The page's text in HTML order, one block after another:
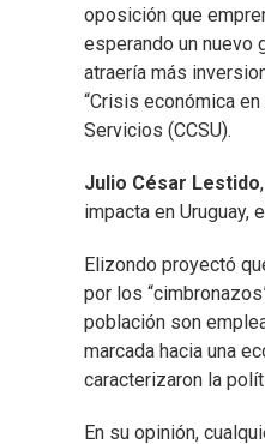
oposición que
esperando un nuevo
atraería más
“Crisis económica
Servicios (CCSU).
Julio César Lestido
impacta en Uruguay,
Elizondo proyectó
por los
población son
marcada hacia una
caracterizaron la
En su opinión,